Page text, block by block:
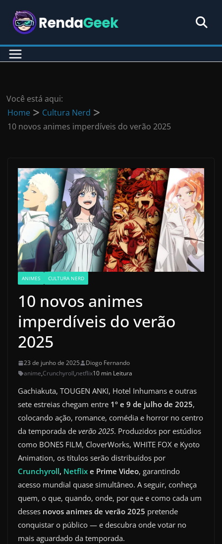
para
conteúdo
Você está aqui:
Home
Cultura Nerd
10 novos animes imperdíveis do verão 2025
ANIMES CULTURA NERD
10 novos animes
imperdíveis do verão
2025
23 de junho de 2025
Diogo Fernando
anime,Crunchyroll,netflix10 min Leitura
Gachiakuta, TOUGEN ANKI, Hotel Inhumans e outras
sete estreias chegam entre 1º e 9 de julho de 2025,
colocando ação, romance, comédia e horror no centro
da temporada de verão 2025. Produzidos por estúdios
como BONES FILM, CloverWorks, WHITE FOX e Kyoto
Animation, os títulos serão distribuídos por
Crunchyroll, Netflix e Prime Video, garantindo
acesso mundial quase simultâneo. A seguir, conheça
quem, o que, quando, onde, por que e como cada um
desses novos animes de verão 2025 pretende
conquistar o público — e descubra onde votar no
mais aguardado da temporada.